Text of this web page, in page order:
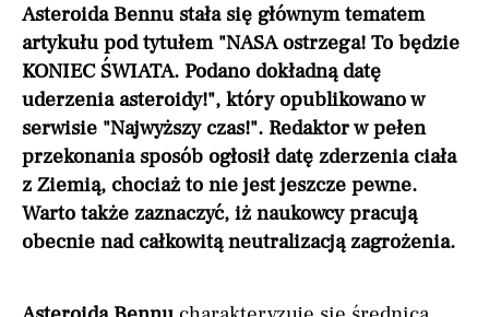
Asteroida Bennu stała się głównym tematem
artykułu pod tytułem "NASA ostrzega! To będzie
KONIEC ŚWIATA. Podano dokładną datę
uderzenia asteroidy!", który opublikowano w
serwisie "Najwyższy czas!". Redaktor w pełen
przekonania sposób ogłosił datę zderzenia ciała
z Ziemią, chociaż to nie jest jeszcze pewne.
Warto także zaznaczyć, iż naukowcy pracują
obecnie nad całkowitą neutralizacją zagrożenia.